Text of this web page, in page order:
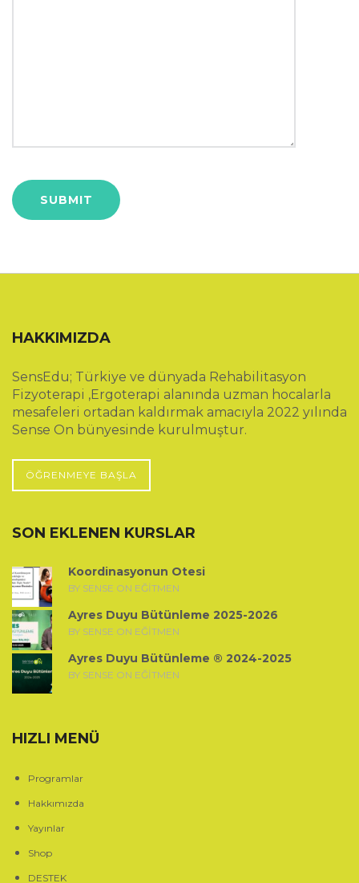
HAKKIMIZDA
SensEdu; Türkiye ve dünyada Rehabilitasyon
Fizyoterapi ,Ergoterapi alanında uzman hocalarla
mesafeleri ortadan kaldırmak amacıyla 2022 yılında
Sense On bünyesinde kurulmuştur.
ÖĞRENMEYE BAŞLA
SON EKLENEN KURSLAR
Koordinasyonun Ötesi
BY SENSE ON EĞITMEN
Ayres Duyu Bütünleme 2025-2026
BY SENSE ON EĞITMEN
Ayres Duyu Bütünleme ® 2024-2025
BY SENSE ON EĞITMEN
HIZLI MENÜ
Programlar
Hakkımızda
Yayınlar
Shop
DESTEK